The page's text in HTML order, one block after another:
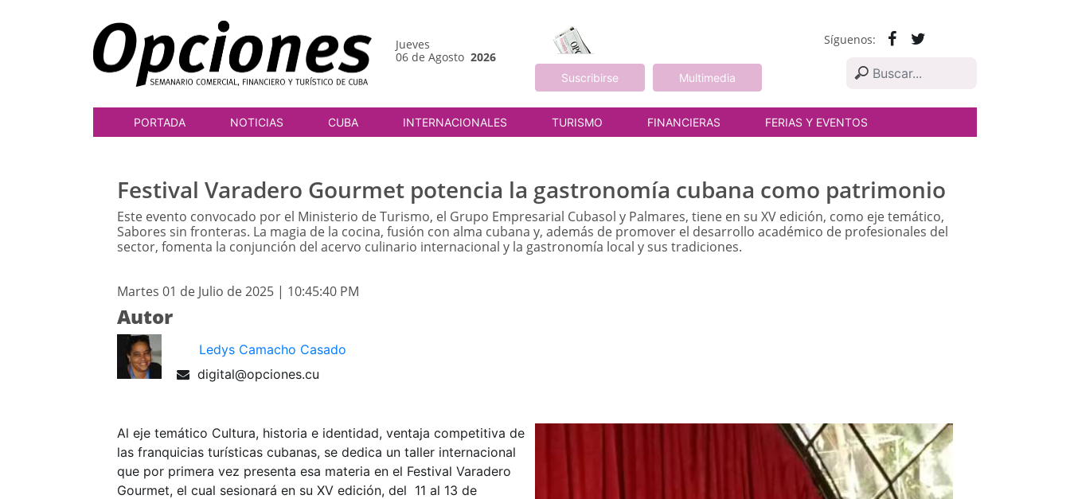
Jueves
06 de Agosto 2026
Suscribirse Multimedia
Síguenos:
PORTADA NOTICIAS CUBA INTERNACIONALES TURISMO FINANCIERAS FERIAS Y EVENTOS
Festival Varadero Gourmet potencia la gastronomía cubana como patrimonio
Este evento convocado por el Ministerio de Turismo, el Grupo Empresarial Cubasol y Palmares, tiene en su XV edición, como eje temático,
Sabores sin fronteras. La magia de la cocina, fusión con alma cubana y, además de promover el desarrollo académico de profesionales del
sector, fomenta la conjunción del acervo culinario internacional y la gastronomía local y sus tradiciones.
Martes 01 de Julio de 2025 | 10:45:40 PM
Autor
Ledys Camacho Casado
digital@opciones.cu
Al eje temático Cultura, historia e identidad, ventaja competitiva de
las franquicias turísticas cubanas, se dedica un taller internacional
que por primera vez presenta esa materia en el Festival Varadero
Gourmet, el cual sesionará en su XV edición, del 11 al 13 de